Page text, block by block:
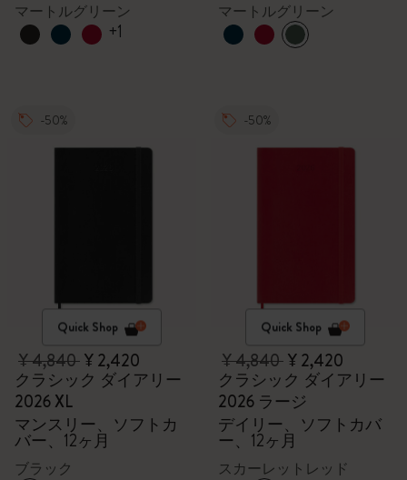
マートルグリーン
+1
マートルグリーン
-50%
Quick Shop
¥ 4,840¥ 2,420
クラシック ダイアリー
2026 XL
マンスリー、ソフトカ
バー、12ヶ月
ブラック
-50%
Quick Shop
¥ 4,840¥ 2,420
クラシック ダイアリー
2026 ラージ
デイリー、ソフトカバ
ー、12ヶ月
スカーレットレッド